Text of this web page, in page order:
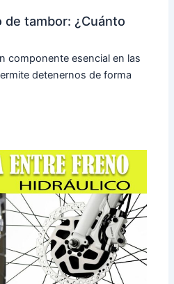
tambor: ¿Cuánto
componente esencial en las
detenernos de forma